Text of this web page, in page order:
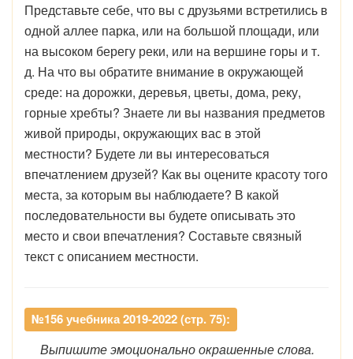
Представьте себе, что вы с друзьями встретились в
одной аллее парка, или на большой площади, или
на высоком берегу реки, или на вершине горы и т.
д. На что вы обратите внимание в окружающей
среде: на дорожки, деревья, цветы, дома, реку,
горные хребты? Знаете ли вы названия предметов
живой природы, окружающих вас в этой
местности? Будете ли вы интересоваться
впечатлением друзей? Как вы оцените красоту того
места, за которым вы наблюдаете? В какой
последовательности вы будете описывать это
место и свои впечатления? Составьте связный
текст с описанием местности.
№156 учебника 2019-2022 (стр. 75):
Выпишите эмоционально окрашенные слова.